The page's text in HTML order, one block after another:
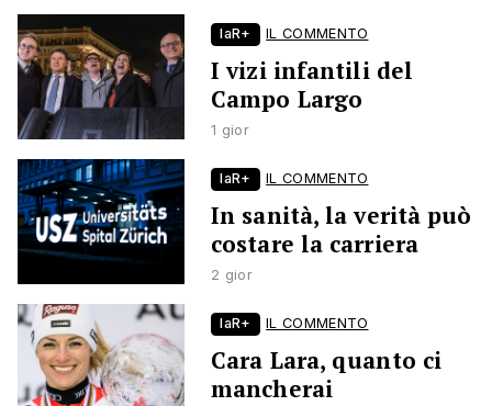
laR+ IL COMMENTO
I vizi infantili del
Campo Largo
1 gior
laR+ IL COMMENTO
In sanità, la verità può
costare la carriera
2 gior
laR+ IL COMMENTO
Cara Lara, quanto ci
mancherai